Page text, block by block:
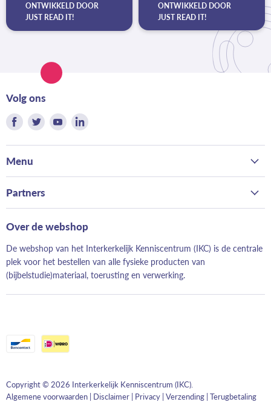
ONTWIKKELD DOOR
JUST READ IT!
ONTWIKKELD DOOR
JUST READ IT!
Volg ons
Vind
Facebook
Vind Vind Vind
Menu
Evangelisatie
Partners
Landelijk Contact Jeugdwerk
Hervormd Jeugdwerk
Evangeliestek
Moeskruid
Over de webshop
De webshop van het Interkerkelijk Kenniscentrum (IKC) is de centrale
plek voor het bestellen van alle fysieke producten van
(bijbelstudie)materiaal, toerusting en verwerking.
Copyright © 2026 Interkerkelijk Kenniscentrum (IKC).
Algemene voorwaarden
Disclaimer Privacy Verzending Terugbetaling